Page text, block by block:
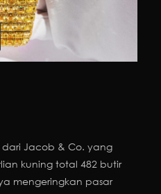
dari Jacob & Co. yang
kuning total 482 butir
mengeringkan pasar